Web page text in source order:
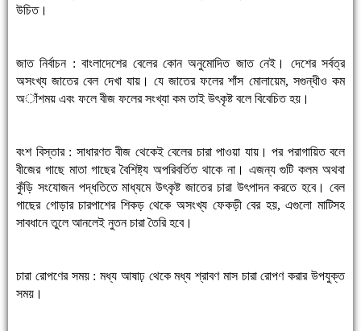
উচিত।
জাত নির্বাচন : বাংলাদেশের বেলের কোন অনুমোদিত জাত নেই। দেশের সর্বত্র
অসংখ্য জাতের বেল দেখা যায়। যে জাতের ফলের শাঁস মোলায়েম, সগুন্ধীও কম
অাঁশময় এবং ফলে বীজ ফলের সংখ্যা কম তাই উৎকৃষ্ট বলে বিবেচিত হয়।
বংশ বিস্তার : সাধারণত বীজ থেকেই বেলের চারা পাওয়া যায়। পর পরাগায়িত বলে
বীজের গাছে মাতা গাছের বৈশিষ্ট্য অপরিবর্তিত থাকে না। এজন্য গুটি কলম অথবা
কুঁড়ি সংযোজন পদ্ধতিতে মাধ্যমে উৎকৃষ্ট জাতের চারা উৎপাদন করতে হবে। বেল
গাছের গোড়ার চারপাশের শিকড় থেকে অসংখ্য ফেকড়ী বের হয়, এগুলো মাটিসহ
সাবধানে তুলে আনলেই নুতন চারা তৈরি হবে।
চারা রোপণের সময় : মধ্য আষাঢ় থেকে মধ্য শ্রাবণ মাস চারা রোপণ করার উপযুক্ত
সময়।